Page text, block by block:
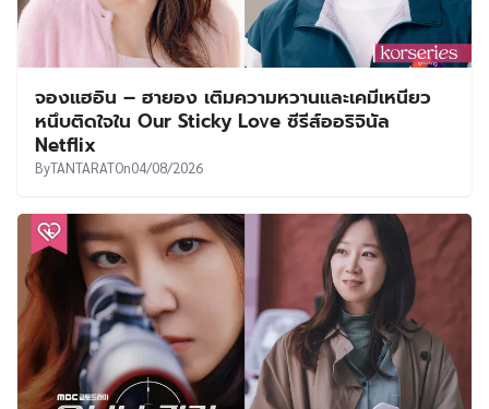
จองแฮอิน – ฮายอง เติมความหวานและเคมีเหนียว
หนึบติดใจใน Our Sticky Love ซีรีส์ออริจินัล
Netflix
ByTANTARATOn04/08/2026